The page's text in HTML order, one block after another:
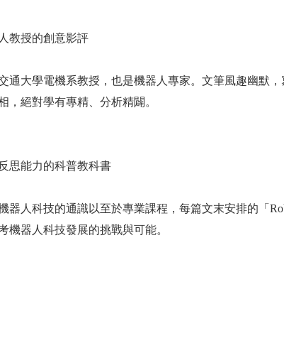
授的創意影評
大學電機系教授，也是機器人專家。文筆風趣幽默，
，絕對學有專精、分析精闢。
能力的科普教科書
人科技的通識以至於專業課程，每篇文末安排的「
機器人科技發展的挑戰與可能。